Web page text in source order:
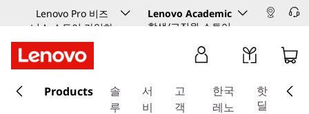
Lenovo Pro 비즈
니스 스토어 가입하
기
Lenovo Academic
학생/교직원 스토어
요
Products
솔
루
서
비
고
객
한국
레노
핫
딜